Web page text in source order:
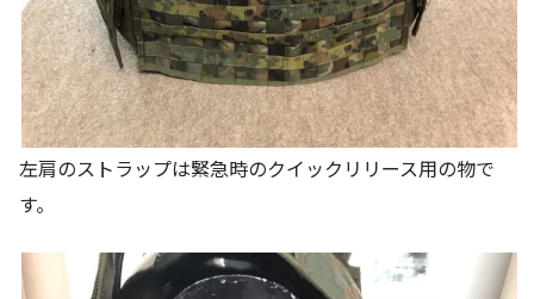
左肩のストラップは緊急時のクイックリリース用の物で
す。